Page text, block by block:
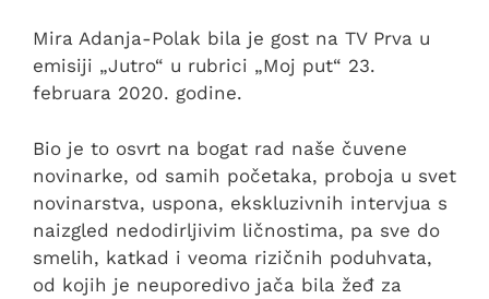
Mira Adanja-Polak bila je gost na TV Prva u
emisiji „Jutro“ u rubrici „Moj put“ 23.
februara 2020. godine.
Bio je to osvrt na bogat rad naše čuvene
novinarke, od samih početaka, proboja u svet
novinarstva, uspona, ekskluzivnih intervjua s
naizgled nedodirljivim ličnostima, pa sve do
smelih, katkad i veoma rizičnih poduhvata,
od kojih je neuporedivo jača bila žeđ za